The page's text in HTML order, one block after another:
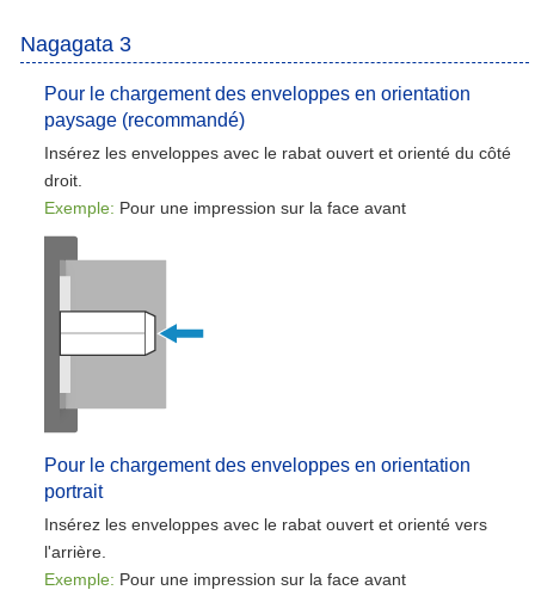
Nagagata 3
Pour le chargement des enveloppes en orientation
paysage (recommandé)
Insérez les enveloppes avec le rabat ouvert et orienté du côté
droit.
Exemple: Pour une impression sur la face avant
Pour le chargement des enveloppes en orientation
portrait
Insérez les enveloppes avec le rabat ouvert et orienté vers
l'arrière.
Exemple: Pour une impression sur la face avant